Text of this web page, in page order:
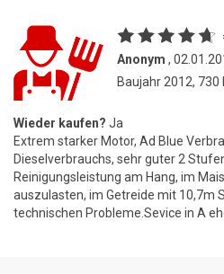
Anonym ,
Baujahr 2012, 730
Wieder kaufen? Ja
Extrem starker Motor, Ad Blue
Dieselverbrauchs, sehr guter 2
Reinigungsleistung am Hang, im
auszulasten, im Getreide mit 10,7m
technischen Probleme.Sevice in A